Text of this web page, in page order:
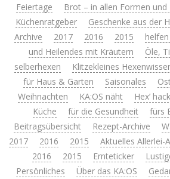
Feiertage
Brot – in allen Formen und
Küchenratgeber
Geschenke aus der
Archive
2017 2016 2015
und Heilendes mit Kräutern
Öle,
selberhexen
Klitzekleines
für Haus & Garten
Saisonales
Weihnachten
KA:OS näht Hex’
Küche
für die Gesundheit fürs
Beitragsübersicht
Rezept-Archive
2017
2016 2015 Aktuelles Allerlei-
2016
2015 Ernteticker
Persönliches
Über das KA:OS